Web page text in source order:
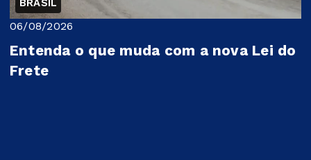
BRASIL
06/08/2026
Entenda o que muda com a nova Lei do
Frete